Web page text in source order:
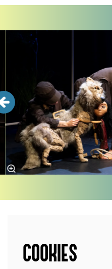
Overslaan
COOKIES